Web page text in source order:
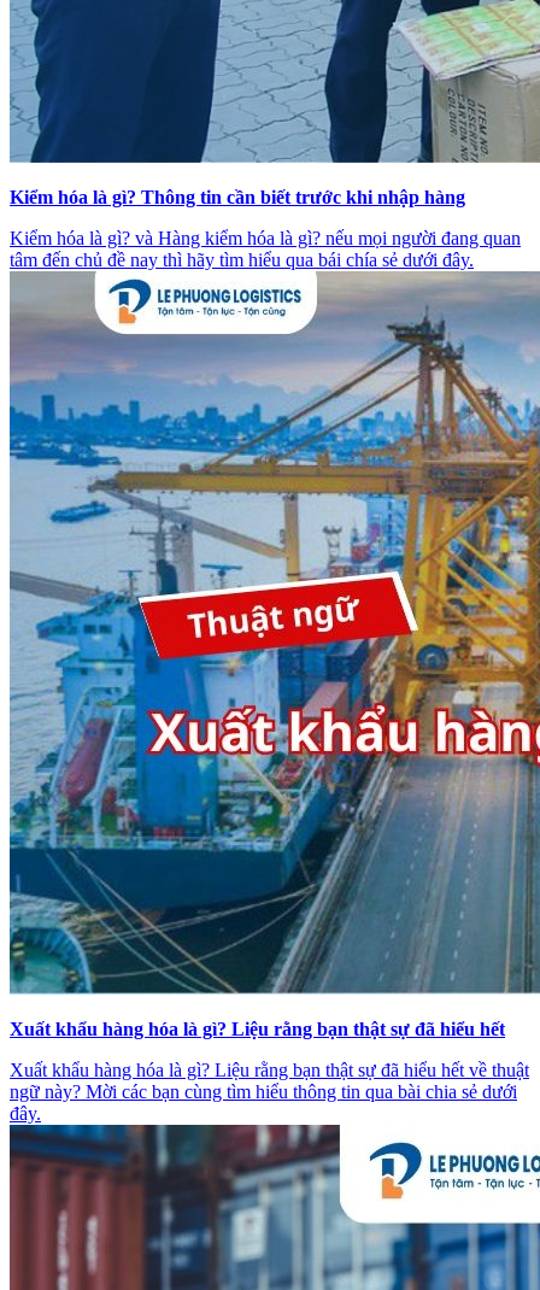
Kiểm hóa là gì? Thông tin cần biết trước khi nhập hàng
Kiểm hóa là gì? và Hàng kiểm hóa là gì? nếu mọi người đang quan
tâm đến chủ đề nay thì hãy tìm hiểu qua bái chía sẻ dưới đây.
Xuất khẩu hàng hóa là gì? Liệu rằng bạn thật sự đã hiểu hết
Xuất khẩu hàng hóa là gì? Liệu rằng bạn thật sự đã hiểu hết về thuật
ngữ này? Mời các bạn cùng tìm hiểu thông tin qua bài chia sẻ dưới
đây.